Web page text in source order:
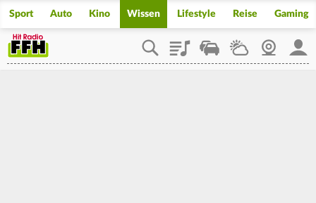
Sport Auto Kino Wissen Lifestyle Reise Gaming
PlaylistStaupilotWetterWebcam